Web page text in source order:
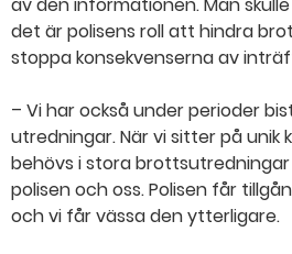
det är polisens roll att hindra
stoppa konsekvenserna av
– Vi har också under perioder
utredningar. När vi sitter på unik
behövs i stora
polisen och oss. Polisen får
och vi får vässa den ytterligare.